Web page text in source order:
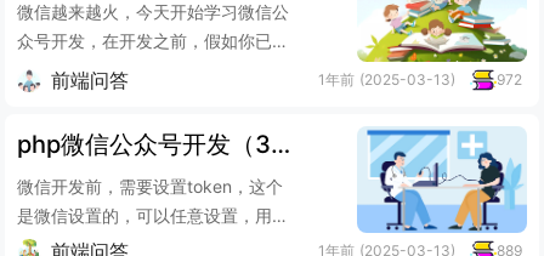
微信越来越火，今天开始学习微信公
众号开发，在开发之前，假如你已经
了解php知识和html/css等技术。1.申
请微信公众...
前端问答 1年前 (2025-03-13) 972
php微信公众号开发（3）php实现简单微信文本通讯
微信开发前，需要设置token，这个
是微信设置的，可以任意设置，用来
实现微信通讯。这里有一个别人写的
前端问答 1年前 (2025-03-13) 889